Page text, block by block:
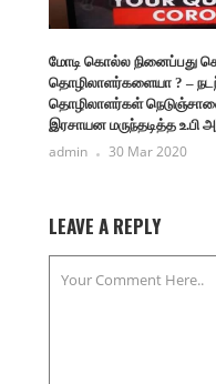
மோடி கொல்ல நினைப்பது
தொழிலாளர்களையா ? –
தொழிலாளர்கள்
இரசாயன மருந்தடித்த உ.பி
admin 30 Mar 2020
LEAVE A REPLY